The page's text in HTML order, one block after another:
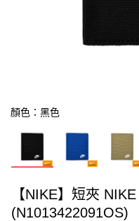
顏色：黑色
【NIKE】短夾
(N1013422091OS)